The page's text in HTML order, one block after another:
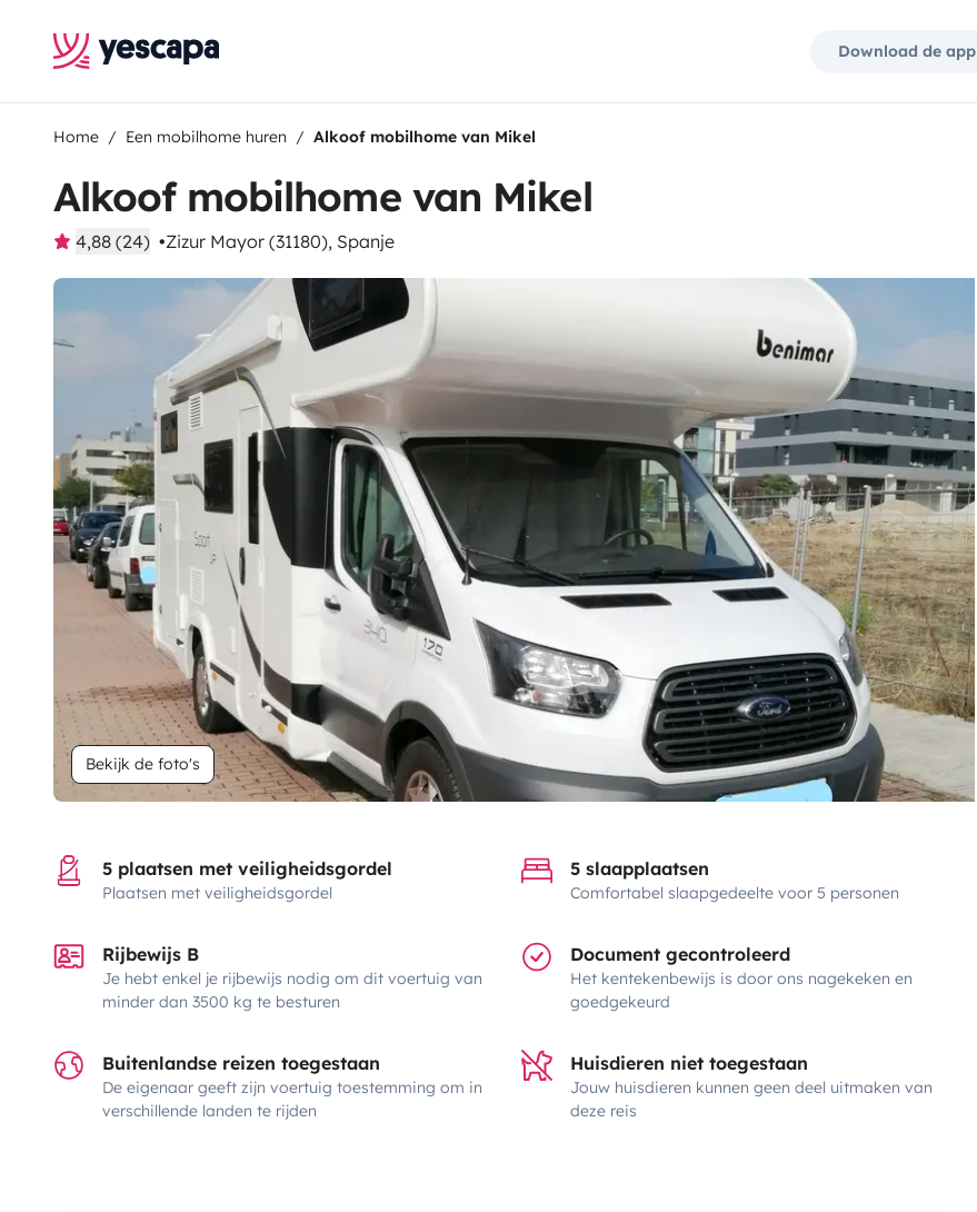
Download de app
Home Een mobilhome huren Alkoof mobilhome van Mikel
Alkoof mobilhome van Mikel
4,88 (24) Zizur Mayor (31180), Spanje
Bekijk de foto's
5 plaatsen met veiligheidsgordel
Plaatsen met veiligheidsgordel
5 slaapplaatsen
Comfortabel slaapgedeelte voor 5 personen
Rijbewijs B
Je hebt enkel je rijbewijs nodig om dit voertuig van
minder dan 3500 kg te besturen
Document gecontroleerd
Het kentekenbewijs is door ons nagekeken en
goedgekeurd
Buitenlandse reizen toegestaan
De eigenaar geeft zijn voertuig toestemming om in
verschillende landen te rijden
Huisdieren niet toegestaan
Jouw huisdieren kunnen geen deel uitmaken van
deze reis